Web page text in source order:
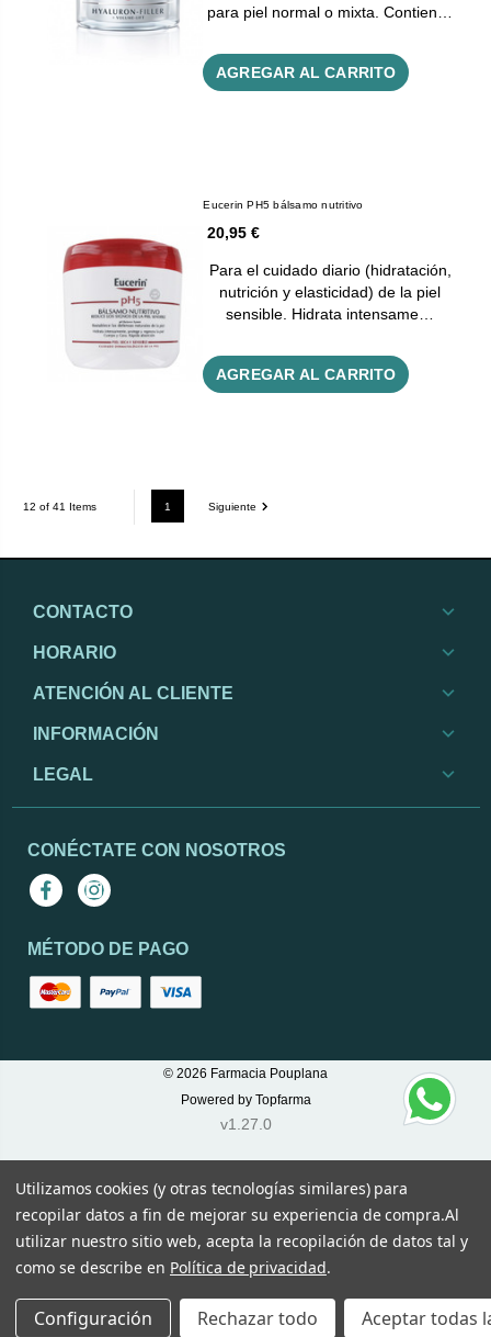
para piel normal o mixta. Contien…
AGREGAR AL CARRITO
Eucerin PH5 bálsamo nutritivo
20,95 €
Para el cuidado diario (hidratación,
nutrición y elasticidad) de la piel
sensible. Hidrata intensame…
AGREGAR AL CARRITO
12 of 41 Items 1 Siguiente
CONTACTO
HORARIO
ATENCIÓN AL CLIENTE
INFORMACIÓN
LEGAL
CONÉCTATE CON NOSOTROS
FacebookInstagram
MÉTODO DE PAGO
© 2026 Farmacia Pouplana
Powered by Topfarma
v1.27.0
Utilizamos cookies (y otras tecnologías similares) para
recopilar datos a fin de mejorar su experiencia de compra.Al
utilizar nuestro sitio web, acepta la recopilación de datos tal y
como se describe en Política de privacidad.
Configuración Rechazar todo Aceptar todas